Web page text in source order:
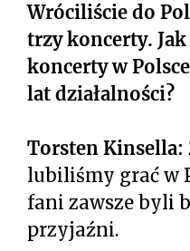
Wróciliście do
trzy koncerty.
koncerty w
lat działalności?
Torsten Kinsella:
lubiliśmy grać w
fani zawsze byli
przyjaźni.